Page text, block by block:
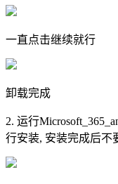
一直点击继续就行
卸载完成
2. 运行
行安装, 安装完成后不